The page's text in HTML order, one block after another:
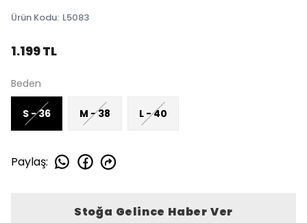
Ürün Kodu: L5083
1.199 TL
Beden
S - 36 M - 38 L - 40
Paylaş:
Stoğa Gelince Haber Ver